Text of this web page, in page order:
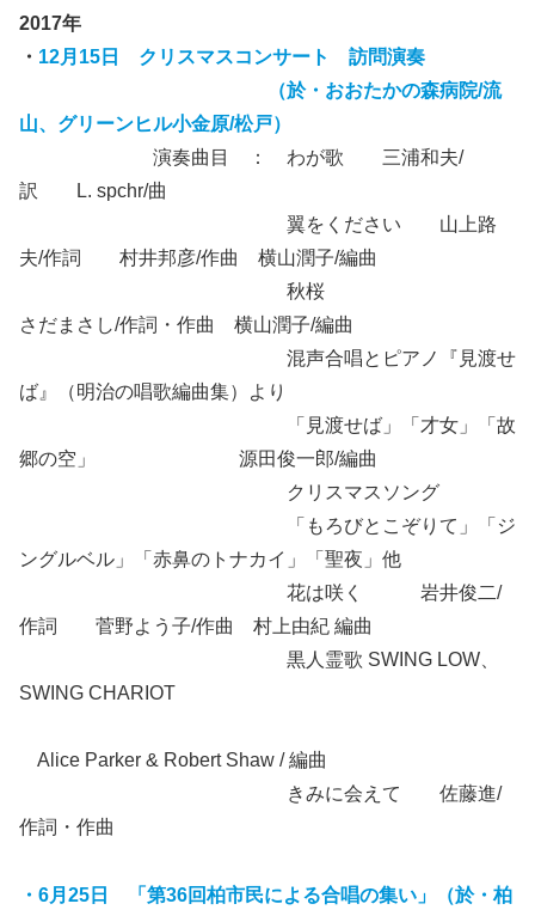
2017年
・ 12月15日 クリスマスコンサート 訪問演奏
（於・おおたかの森病院/流
山、グリーンヒル小金原/松戸）
演奏曲目 ： わが歌 三浦和夫/
訳 L. spchr/曲
翼をください 山上路
夫/作詞 村井邦彦/作曲 横山潤子/編曲
秋桜
さだまさし/作詞・作曲 横山潤子/編曲
混声合唱とピアノ『見渡せ
ば』（明治の唱歌編曲集）より
「見渡せば」「才女」「故
郷の空」 源田俊一郎/編曲
クリスマスソング
「もろびとこぞりて」「ジ
ングルベル」「赤鼻のトナカイ」「聖夜」他
花は咲く 岩井俊二/
作詞 菅野よう子/作曲 村上由紀 編曲
黒人霊歌 SWING LOW、
SWING CHARIOT
Alice Parker & Robert Shaw / 編曲
きみに会えて 佐藤進/
作詞・作曲
・6月25日 「第36回柏市民による合唱の集い」（於・柏